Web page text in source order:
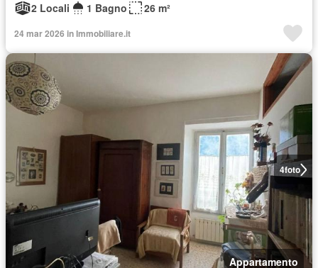
2 Locali
1 Bagno 26 m²
24 mar 2026 in Immobiliare.it
4foto
Appartamento